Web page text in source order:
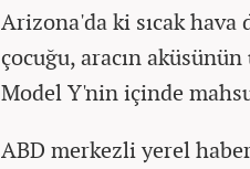
Arizona'da ki sıcak hava
çocuğu, aracın
Model Y'nin içinde
ABD merkezli yerel